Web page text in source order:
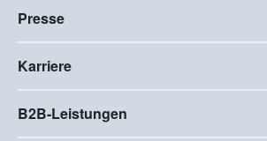
Presse
Karriere
B2B-Leistungen